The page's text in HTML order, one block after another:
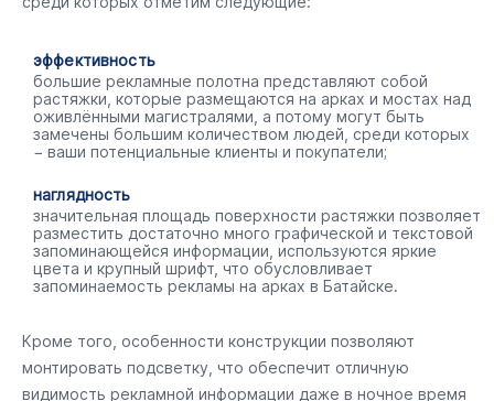
эффективность
большие рекламные полотна представляют собой
растяжки, которые размещаются на арках и мостах над
оживлёнными магистралями, а потому могут быть
замечены большим количеством людей, среди которых
− ваши потенциальные клиенты и покупатели;
наглядность
значительная площадь поверхности растяжки позволяет
разместить достаточно много графической и текстовой
запоминающейся информации, используются яркие
цвета и крупный шрифт, что обусловливает
запоминаемость рекламы на арках в Батайске.
Кроме того, особенности конструкции позволяют
монтировать подсветку, что обеспечит отличную
видимость рекламной информации даже в ночное время